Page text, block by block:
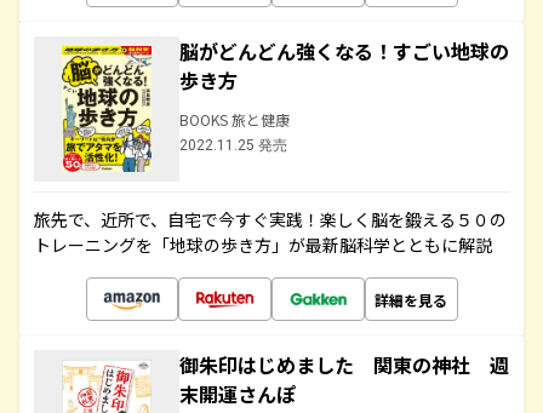
脳がどんどん強くなる！すごい地球の
歩き方
BOOKS 旅と健康
2022.11.25 発売
旅先で、近所で、自宅で今すぐ実践！楽しく脳を鍛える５０の
トレーニングを「地球の歩き方」が最新脳科学とともに解説
詳細を見る
御朱印はじめました 関東の神社 週
末開運さんぽ